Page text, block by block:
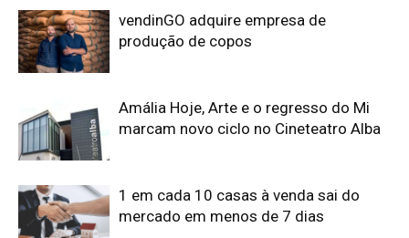
vendinGO adquire empresa de
produção de copos
Amália Hoje, Arte e o regresso do Mi
marcam novo ciclo no Cineteatro Alba
1 em cada 10 casas à venda sai do
mercado em menos de 7 dias